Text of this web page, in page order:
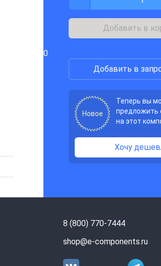
Добавить в
0
Добавить в
Новое
Теперь вы
предложить
на этот
Хочу
8 (800) 770-7444
shop@e-components.ru